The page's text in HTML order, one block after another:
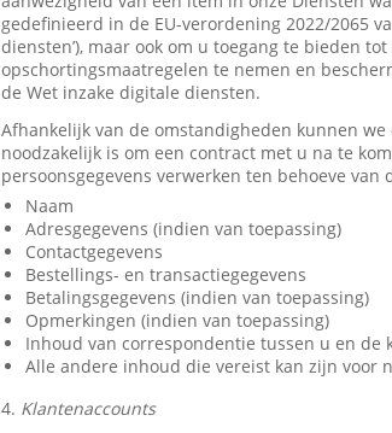
gedefinieerd in de EU-verordening 2022/2065
diensten’), maar ook om u toegang te bieden
opschortingsmaatregelen te nemen en
de Wet inzake digitale diensten.
Afhankelijk van de omstandigheden kunnen
noodzakelijk is om een contract met u na te
persoonsgegevens verwerken ten behoeve van
Naam
Adresgegevens (indien van toepassing)
Contactgegevens
Bestellings- en transactiegegevens
Betalingsgegevens (indien van toepassing)
Opmerkingen (indien van toepassing)
Inhoud van correspondentie tussen u en de
Alle andere inhoud die vereist kan zijn voor
4. Klantenaccounts